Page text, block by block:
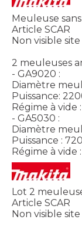
Meuleuse
Article SCAR
Non visible
2 meuleuses
- GA9020 :
Diamètre
Puissance:
Régime à vide
- GA5030 :
Diamètre
Puissance :
Régime à vide
Lot 2
Article SCAR
Non visible